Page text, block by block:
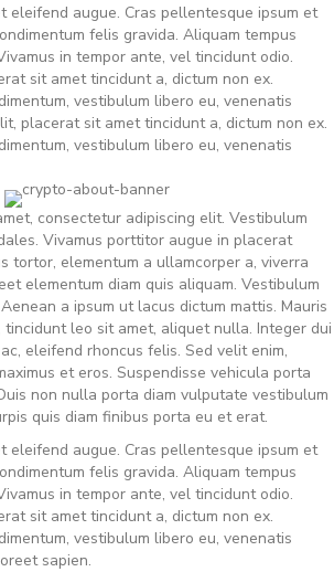
eleifend augue. Cras pellentesque ipsum et
felis gravida. Aliquam tempus
in tempor ante, vel tincidunt odio.
sit amet tincidunt a, dictum non ex.
vestibulum libero eu, venenatis
placerat sit amet tincidunt a, dictum non ex.
vestibulum libero eu, venenatis
consectetur adipiscing elit. Vestibulum
Vivamus porttitor augue in placerat
tortor, elementum a ullamcorper a, viverra
elementum diam quis aliquam. Vestibulum
a ipsum ut lacus dictum mattis. Mauris
leo sit amet, aliquet nulla. Integer dui
eleifend rhoncus felis. Sed velit enim,
et eros. Suspendisse vehicula porta
non nulla porta diam vulputate vestibulum
quis diam finibus porta eu et erat.
eleifend augue. Cras pellentesque ipsum et
felis gravida. Aliquam tempus
in tempor ante, vel tincidunt odio.
sit amet tincidunt a, dictum non ex.
vestibulum libero eu, venenatis
sapien.